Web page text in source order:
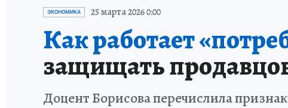
ИСПЫТАНО НА СЕБЕ
ЭКОНОМИКА 25 марта 2026 0:00
Как работает
защищать
Доцент Борисова перечислила